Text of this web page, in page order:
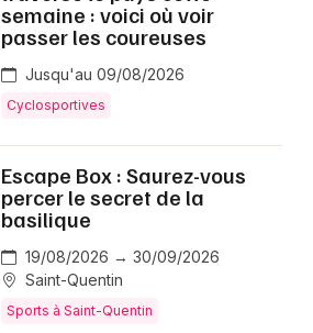
semaine : voici où voir
passer les coureuses
Jusqu'au 09/08/2026
Cyclosportives
Escape Box : Saurez-vous
percer le secret de la
basilique
19/08/2026 → 30/09/2026
Saint-Quentin
Sports à Saint-Quentin